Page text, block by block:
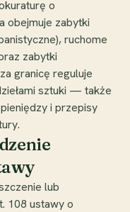
o
obejmuje zabytki
ruchome
zabytki
granicę reguluje
sztuki — także
i przepisy
lub
108 ustawy o